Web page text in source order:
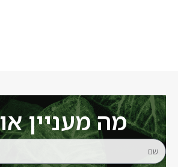
מה מעניין